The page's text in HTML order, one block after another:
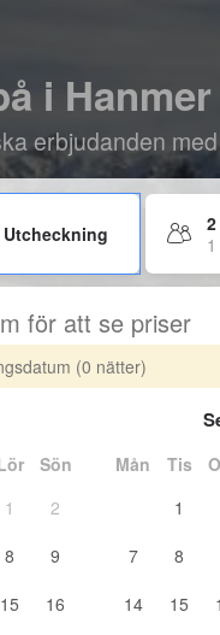
i
erbjudanden
Utcheckning
för att se priser
(0 nätter)
Sön
1
2
8
9
15
16
Mån Tis
1
7
8
14
15